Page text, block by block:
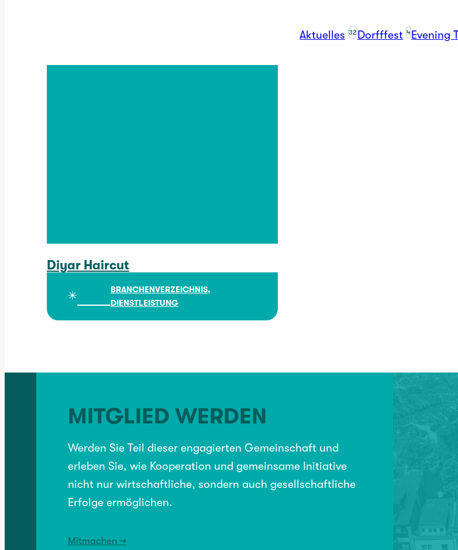
Aktuelles 32 Dorfffest 4 Evening
Diyar Haircut
Diyar Haircut
✳︎
BRANCHENVERZEICHNIS
DIENSTLEISTUNG
MITGLIED WERDEN
Werden Sie Teil dieser engagierten Gemeinschaft und
erleben Sie, wie Kooperation und gemeinsame Initiative
nicht nur wirtschaftliche, sondern auch gesellschaftliche
Erfolge ermöglichen.
Mitmachen →